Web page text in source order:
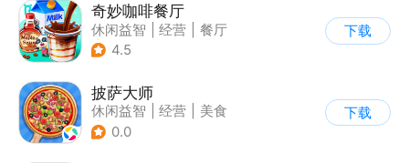
奇妙咖啡餐厅
休闲益智 经营
餐厅
| 宝宝巴士
4.5
下载
披萨大师
休闲益智 经营
美食
| 清新
0.0
下载